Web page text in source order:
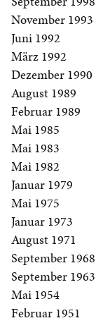
November 1993
Juni 1992
März 1992
Dezember 1990
August 1989
Februar 1989
Mai 1985
Mai 1983
Mai 1982
Januar 1979
Mai 1975
Januar 1973
August 1971
September 1968
September 1963
Mai 1954
Februar 1951